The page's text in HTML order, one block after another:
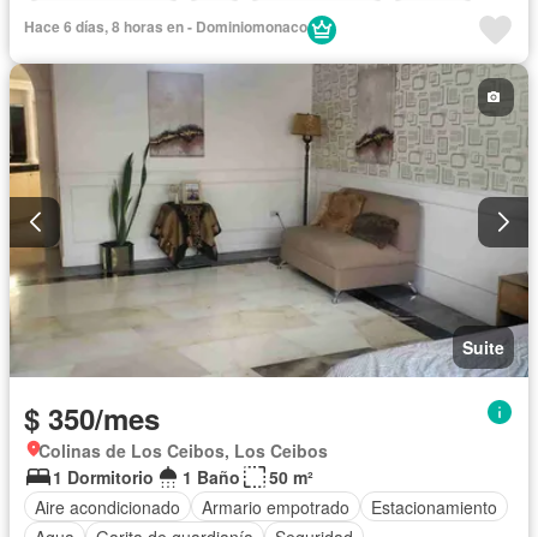
Área para niños
Seguridad
Cancha de tenis
Piscina
Acceso para personas con discapacidad
Sin amoblar
Hace 6 días, 8 horas en - Dominiomonaco
Suite
$ 350/mes
Colinas de Los Ceibos, Los Ceibos
1 Dormitorio
1 Baño
50 m²
Aire acondicionado
Armario empotrado
Estacionamiento